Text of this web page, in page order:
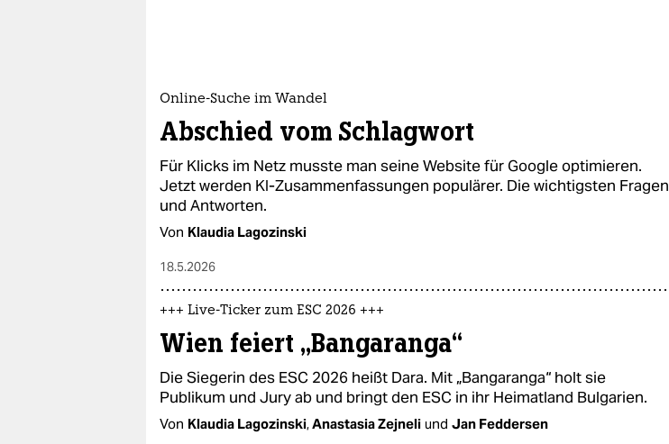
Online-Suche im Wandel
Abschied vom Schlagwort
Für Klicks im Netz musste man seine Website für Google optimieren.
Jetzt werden KI-Zusammenfassungen populärer. Die wichtigsten Fragen
und Antworten.
Von Klaudia Lagozinski
18.5.2026
+++ Live-Ticker zum ESC 2026 +++
Wien feiert „Bangaranga“
Die Siegerin des ESC 2026 heißt Dara. Mit „Bangaranga“ holt sie
Publikum und Jury ab und bringt den ESC in ihr Heimatland Bulgarien.
Von Klaudia Lagozinski,Anastasia Zejneli und Jan Feddersen